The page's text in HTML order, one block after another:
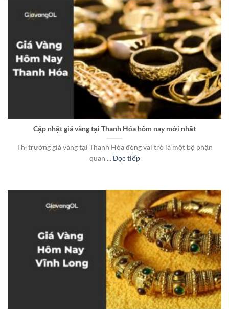
Cập nhật giá vàng tại Thanh Hóa hôm nay mới nhất
Thị trường giá vàng tại Thanh Hóa đóng vai trò là một bộ phận
quan ...Đọc tiếp